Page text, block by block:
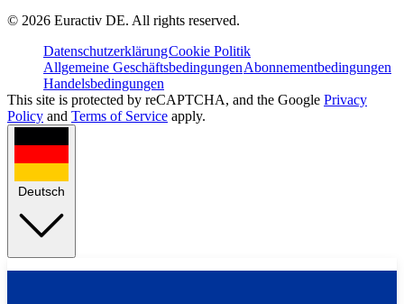
© 2026 Euractiv DE. All rights reserved.
DatenschutzerklärungCookie Politik
Allgemeine GeschäftsbedingungenAbonnementbedingungen
Handelsbedingungen
This site is protected by reCAPTCHA, and the Google Privacy
Policy and Terms of Service apply.
Deutsch